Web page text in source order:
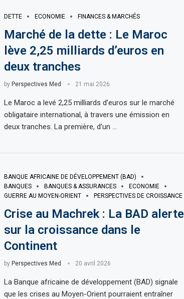
DETTE ECONOMIE FINANCES & MARCHÉS
Marché de la dette : Le Maroc
lève 2,25 milliards d’euros en
deux tranches
by Perspectives Med 21 mai 2026
Le Maroc a levé 2,25 milliards d’euros sur le marché
obligataire international, à travers une émission en
deux tranches. La première, d’un …
BANQUE AFRICAINE DE DÉVELOPPEMENT (BAD)
BANQUES
BANQUES & ASSURANCES
ECONOMIE
GUERRE AU MOYEN-ORIENT
PERSPECTIVES DE CROISSANCE
Crise au Machrek : La BAD alerte
sur la croissance dans le
Continent
by Perspectives Med 20 avril 2026
La Banque africaine de développement (BAD) signale
que les crises au Moyen-Orient pourraient entraîner